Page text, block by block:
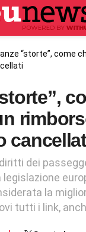
“storte”, come
dei
la
tutti i link,